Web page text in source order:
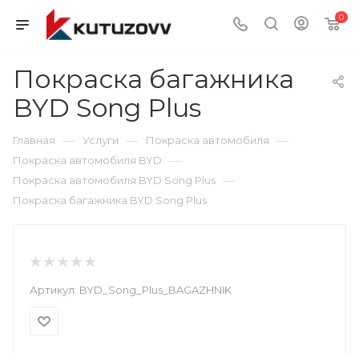
0
Покраска багажника
BYD Song Plus
Главная — Услуги — Покраска автомобиля —
Покраска автомобиля BYD —
Покраска автомобиля BYD Song Plus —
Покраска багажника BYD Song Plus
Артикул: BYD_Song_Plus_BAGAZHNIK